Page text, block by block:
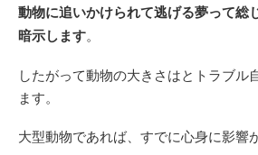
動物に追いかけられて逃げる夢って総
暗示します。
したがって動物の大きさはとトラブル
ます。
大型動物であれば、すでに心身に影響